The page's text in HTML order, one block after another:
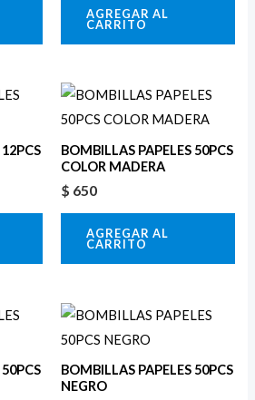
AGREGAR AL
CARRITO
BOMBILLAS PAPELES 50PCS
COLOR MADERA
$ 650
AGREGAR AL
CARRITO
BOMBILLAS PAPELES 50PCS
NEGRO